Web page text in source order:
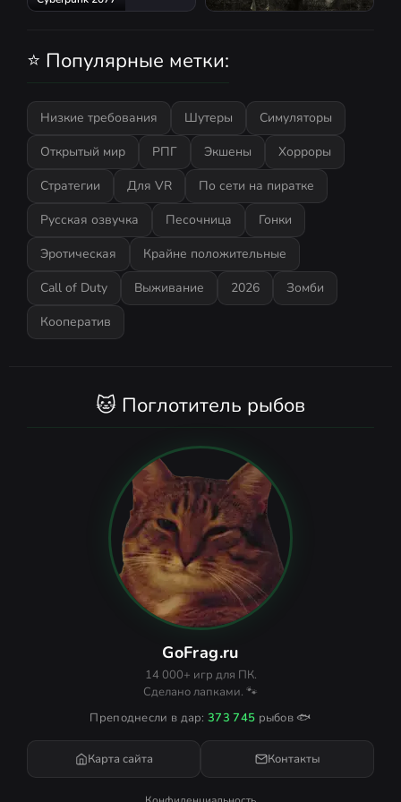
⭐ Популярные метки:
Низкие требования Шутеры
Симуляторы
Открытый мир
РПГ Экшены
Хорроры
Стратегии
Для VR
По сети на пиратке
Русская озвучка
Песочница
Гонки
Эротическая
Крайне положительные
Call of Duty
Выживание 2026
Зомби
Кооператив
🐱 Поглотитель рыбов
GoFrag.ru
14 000+ игр для ПК.
Сделано лапками. 🐾
Преподнесли в дар:373 745 рыбов 🐟
Карта сайта Контакты